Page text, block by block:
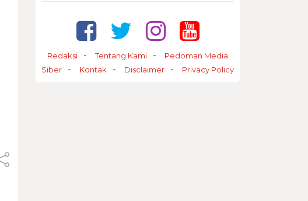
Redaksi Tentang Kami
Pedoman Media
Siber
Kontak Disclaimer Privacy Policy